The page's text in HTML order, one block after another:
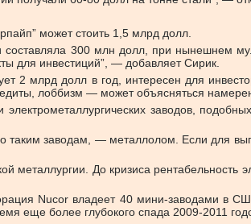
может стоить 1,5 млрд долл.
составляла 300 млн долл, при нынешнем
для инвестиций”, — добавляет Сирик.
2 млрд долл в год, интересен для
лоббизм — может объясняться
электрометаллургических заводов,
таким заводам, — металлолом. Если для
металлургии. До кризиса
Nucor владеет 40 мини-заводами в
еще более глубокого спада 2009-2011